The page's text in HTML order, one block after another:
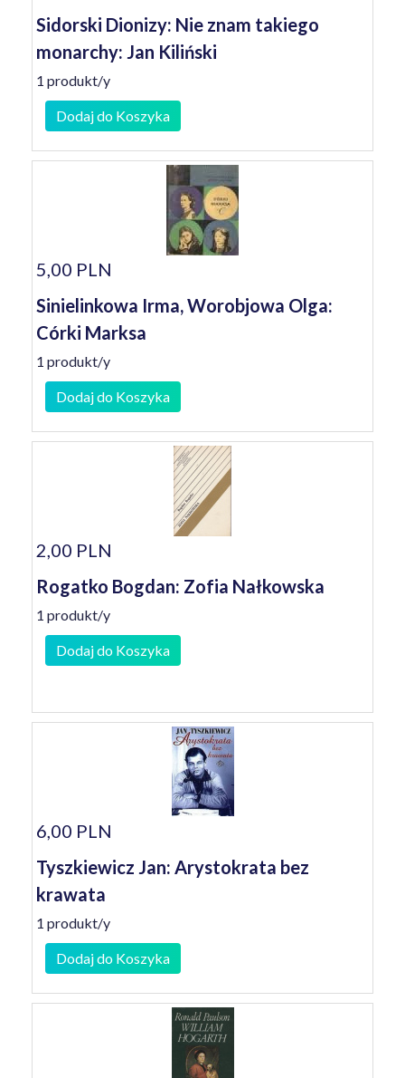
Sidorski Dionizy: Nie znam takiego
monarchy: Jan Kiliński
1 produkt/y
Dodaj do Koszyka
5,00 PLN
Sinielinkowa Irma, Worobjowa Olga:
Córki Marksa
1 produkt/y
Dodaj do Koszyka
2,00 PLN
Rogatko Bogdan: Zofia Nałkowska
1 produkt/y
Dodaj do Koszyka
6,00 PLN
Tyszkiewicz Jan: Arystokrata bez
krawata
1 produkt/y
Dodaj do Koszyka